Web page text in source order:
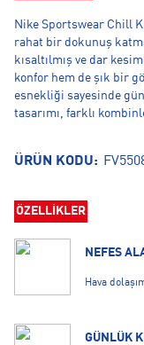
Nike Sportswear Chill
rahat bir dokunuş
kısaltılmış ve dar
konfor hem de şık bir
esnekliği sayesinde
tasarımı, farklı
ÜRÜN KODU:
ÖZELLİKLER
NEFES
Hava
GÜNLÜK